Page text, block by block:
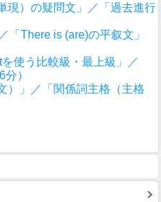
現）の疑問文」／「過去進行
There is (are)の平叙文」
使う比較級・最上級」／
）
）」／「関係詞主格（主格